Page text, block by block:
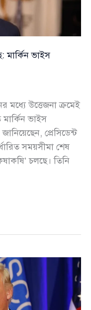
মার্কিন ভাইস
মধ্যে উত্তেজনা ক্রমেই
ভাইস
প্রেসিডেন্ট
সময়সীমা শেষ
চলছে। তিনি